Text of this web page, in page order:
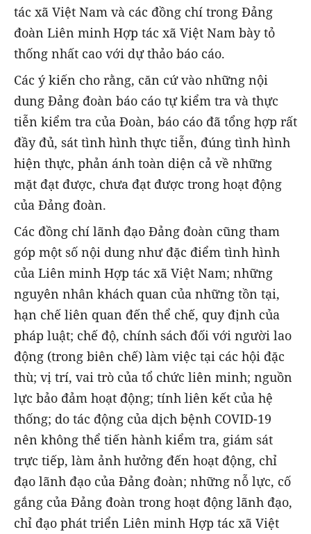
tác xã Việt Nam và các đồng chí trong Đảng
đoàn Liên minh Hợp tác xã Việt Nam bày tỏ
thống nhất cao với dự thảo báo cáo.
Các ý kiến cho rằng, căn cứ vào những nội
dung Đảng đoàn báo cáo tự kiểm tra và thực
tiễn kiểm tra của Đoàn, báo cáo đã tổng hợp rất
đầy đủ, sát tình hình thực tiễn, đúng tình hình
hiện thực, phản ánh toàn diện cả về những
mặt đạt được, chưa đạt được trong hoạt động
của Đảng đoàn.
Các đồng chí lãnh đạo Đảng đoàn cũng tham
góp một số nội dung như đặc điểm tình hình
của Liên minh Hợp tác xã Việt Nam; những
nguyên nhân khách quan của những tồn tại,
hạn chế liên quan đến thể chế, quy định của
pháp luật; chế độ, chính sách đối với người lao
động (trong biên chế) làm việc tại các hội đặc
thù; vị trí, vai trò của tổ chức liên minh; nguồn
lực bảo đảm hoạt động; tính liên kết của hệ
thống; do tác động của dịch bệnh COVID-19
nên không thể tiến hành kiểm tra, giám sát
trực tiếp, làm ảnh hưởng đến hoạt động, chỉ
đạo lãnh đạo của Đảng đoàn; những nỗ lực, cố
gắng của Đảng đoàn trong hoạt động lãnh đạo,
chỉ đạo phát triển Liên minh Hợp tác xã Việt